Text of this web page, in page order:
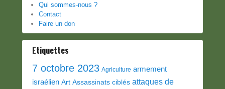
Qui sommes-nous ?
Contact
Faire un don
Etiquettes
7 octobre 2023 Agriculture armement
israélien Art Assassinats ciblés attaques de